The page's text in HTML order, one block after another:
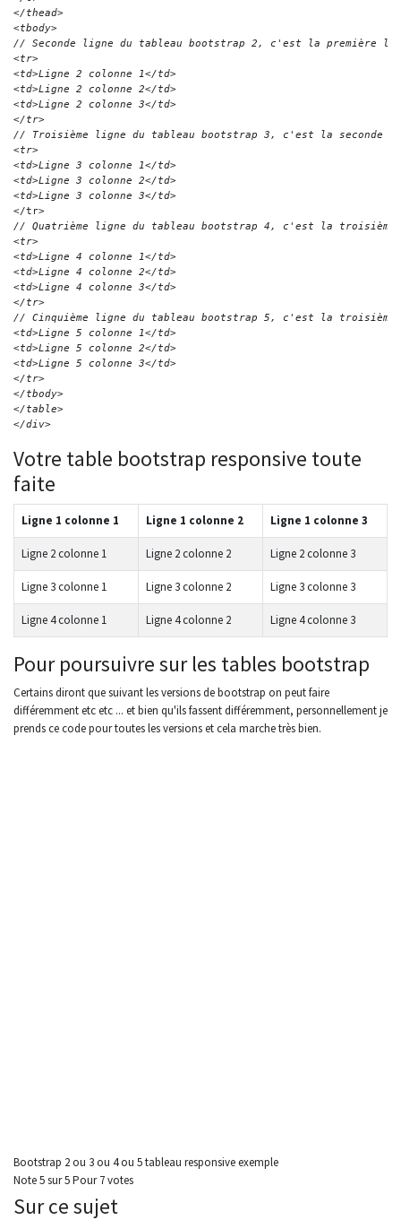
</thead>
<tbody>
// Seconde ligne du tableau bootstrap 2, c'est la première
<tr>
<td>Ligne 2 colonne 1</td>
<td>Ligne 2 colonne 2</td>
<td>Ligne 2 colonne 3</td>
</tr>
// Troisième ligne du tableau bootstrap 3, c'est la seconde
<tr>
<td>Ligne 3 colonne 1</td>
<td>Ligne 3 colonne 2</td>
<td>Ligne 3 colonne 3</td>
</tr>
// Quatrième ligne du tableau bootstrap 4, c'est la
<tr>
<td>Ligne 4 colonne 1</td>
<td>Ligne 4 colonne 2</td>
<td>Ligne 4 colonne 3</td>
</tr>
// Cinquième ligne du tableau bootstrap 5, c'est la
<td>Ligne 5 colonne 1</td>
<td>Ligne 5 colonne 2</td>
<td>Ligne 5 colonne 3</td>
</tr>
</tbody>
</table>
</div>
Votre table bootstrap responsive toute
faite
Ligne 1 colonne 1 Ligne 1 colonne 2 Ligne 1 colonne 3
Ligne 2 colonne 1 Ligne 2 colonne 2 Ligne 2 colonne 3
Ligne 3 colonne 1 Ligne 3 colonne 2 Ligne 3 colonne 3
Ligne 4 colonne 1 Ligne 4 colonne 2 Ligne 4 colonne 3
Pour poursuivre sur les tables bootstrap
Certains diront que suivant les versions de bootstrap on peut faire
différemment etc etc ... et bien qu'ils fassent différemment, personnellement je
prends ce code pour toutes les versions et cela marche très bien.
Bootstrap 2 ou 3 ou 4 ou 5 tableau responsive exemple
Note5sur5Pour7 votes
Sur ce sujet